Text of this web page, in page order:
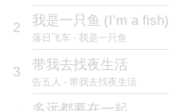
2 我是一只鱼 (I’m a fish)
落日飞车 - 我是一只鱼
3 带我去找夜生活
告五人 - 带我去找夜生活